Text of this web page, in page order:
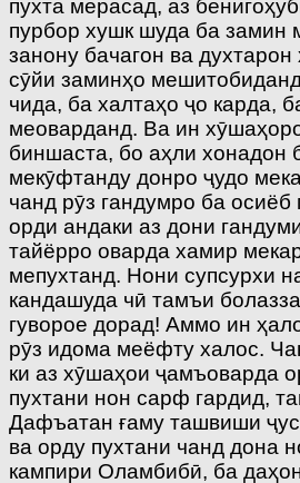
пухта мерасад, аз
пурбор хушк шуда ба замин
занону бачагон ва
сӯйи заминҳо
чида, ба халтаҳо ҷо карда,
меоварданд. Ва ин
биншаста, бо аҳли хонадон
мекӯфтанду донро ҷудо
чанд рӯз гандумро ба
орди андаки аз дони
тайёрро оварда хамир
мепухтанд. Нони супсурхи
кандашуда чӣ тамъи
гуворое дорад! Аммо ин
рӯз идома меёфту халос.
ки аз хӯшаҳои ҷамъоварда
пухтани нон сарф гардид,
Дафъатан ғаму ташвиши
ва орду пухтани чанд дона
кампири Оламбибӣ, ба